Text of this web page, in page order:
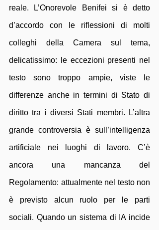
reale. L’Onorevole Benifei si è detto
d’accordo con le riflessioni di molti
colleghi della Camera sul tema,
delicatissimo: le eccezioni presenti nel
testo sono troppo ampie, viste le
differenze anche in termini di Stato di
diritto tra i diversi Stati membri. L’altra
grande controversia è sull’intelligenza
artificiale nei luoghi di lavoro. C’è
ancora una mancanza del
Regolamento: attualmente nel testo non
è previsto alcun ruolo per le parti
sociali. Quando un sistema di IA incide